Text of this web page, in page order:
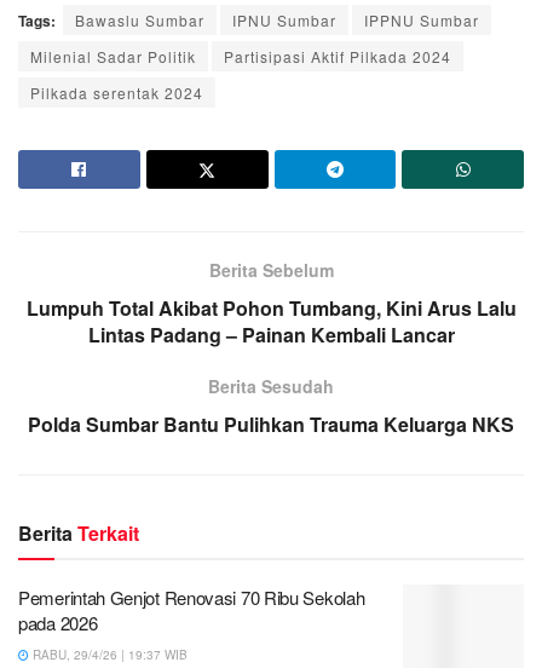
Tags: Bawaslu Sumbar IPNU Sumbar
IPPNU Sumbar
Milenial Sadar Politik
Partisipasi Aktif Pilkada 2024
Pilkada serentak 2024
Berita Sebelum
Lumpuh Total Akibat Pohon Tumbang, Kini Arus Lalu
Lintas Padang – Painan Kembali Lancar
Berita Sesudah
Polda Sumbar Bantu Pulihkan Trauma Keluarga NKS
BeritaTerkait
Pemerintah Genjot Renovasi 70 Ribu Sekolah
pada 2026
RABU, 29/4/26 | 19:37 WIB